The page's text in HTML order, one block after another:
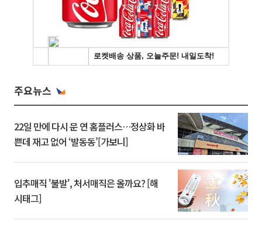
주요뉴스
22일 만에 다시 문 연 홈플러스…정상화 바
쁜데 재고 없어 ‘발동동’[가보니]
입추매직 '불발', 처서매직은 올까요? [해
시태그]